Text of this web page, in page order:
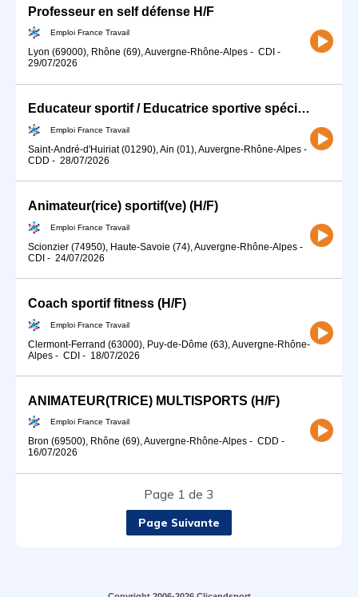
Professeur en self défense H/F
Emploi France Travail
Lyon (69000), Rhône (69), Auvergne-Rhône-Alpes - CDI -
29/07/2026
Educateur sportif / Educatrice sportive spécialisé(e) en activité (H/F)
Emploi France Travail
Saint-André-d'Huiriat (01290), Ain (01), Auvergne-Rhône-Alpes -
CDD - 28/07/2026
Animateur(rice) sportif(ve) (H/F)
Emploi France Travail
Scionzier (74950), Haute-Savoie (74), Auvergne-Rhône-Alpes -
CDI - 24/07/2026
Coach sportif fitness (H/F)
Emploi France Travail
Clermont-Ferrand (63000), Puy-de-Dôme (63), Auvergne-Rhône-
Alpes - CDI - 18/07/2026
ANIMATEUR(TRICE) MULTISPORTS (H/F)
Emploi France Travail
Bron (69500), Rhône (69), Auvergne-Rhône-Alpes - CDD -
16/07/2026
Page 1 de 3
Page Suivante